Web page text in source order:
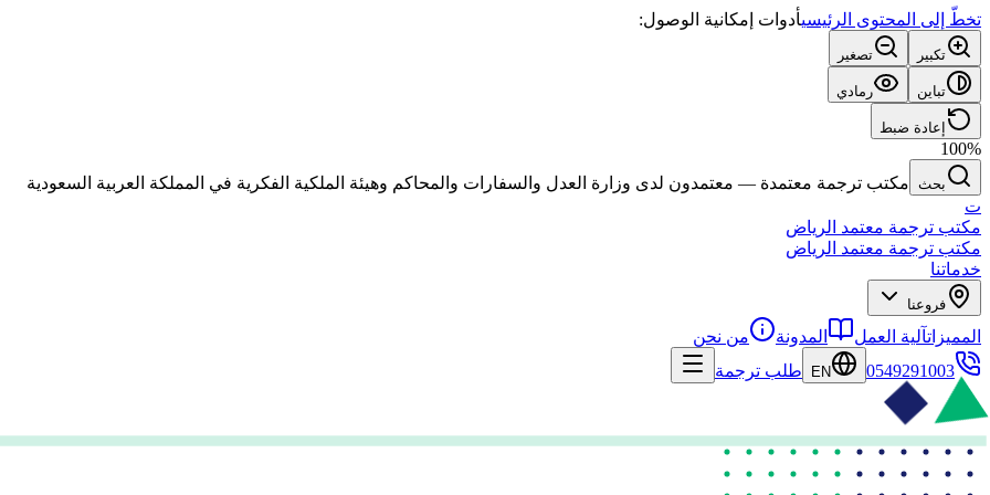
تخطّ إلى المحتوى الرئيسيأدوات إمكانية الوصول:
تكبير تصغير
تباين رمادي
إعادة ضبط
100%
بحث مكتب ترجمة معتمدة — معتمدون لدى وزارة العدل والسفارات والمحاكم وهيئة الملكية الفكرية في المملكة العربية السعودية
ت
مكتب ترجمة معتمد الرياض
مكتب ترجمة معتمد الرياض
خدماتنا
فروعنا
المميزاتآلية العمل المدونة
من نحن
0549291003
EN طلب ترجمة